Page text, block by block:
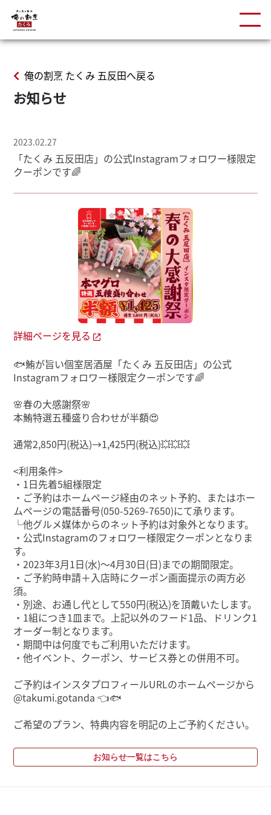
俺の割烹 たくみ 五反田へ戻る
お知らせ
2023.02.27
「たくみ 五反田店」の公式Instagramフォロワー様限定
クーポンです🌈
詳細ページを見る
🐟鮪が旨い個室居酒屋「たくみ 五反田店」の公式
Instagramフォロワー様限定クーポンです🌈
🌸春の大感謝祭🌸
本鮪特選五種盛り合わせが半額😍
通常2,850円(税込)→1,425円(税込)💥💥💥
<利用条件>
・1日先着5組様限定
・ご予約はホームページ経由のネット予約、またはホー
ムページの電話番号(050-5269-7650)にて承ります。
└他グルメ媒体からのネット予約は対象外となります。
・公式Instagramのフォロワー様限定クーポンとなりま
す。
・2023年3月1日(水)～4月30日(日)までの期間限定。
・ご予約時申請＋入店時にクーポン画面提示の両方必
須。
・別途、お通し代として550円(税込)を頂戴いたします。
・1組につき1皿まで。上記以外のフード1品、ドリンク1
オーダー制となります。
・期間中は何度でもご利用いただけます。
・他イベント、クーポン、サービス券との併用不可。
ご予約はインスタプロフィールURLのホームページから
@takumi.gotanda 👈🐟
ご希望のプラン、特典内容を明記の上ご予約ください。
お知らせ一覧はこちら